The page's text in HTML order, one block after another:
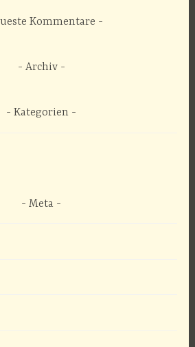
Kommentare
Archiv
Kategorien
Meta